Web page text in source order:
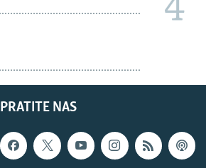
4
PRATITE NAS